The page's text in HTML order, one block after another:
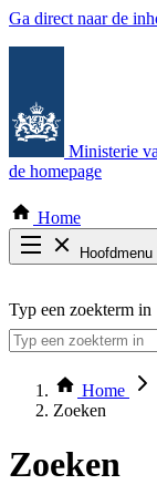
Ga direct naar de
Ministerie
de homepage
Home
Thema
Bekijk per
Typ een zoekterm in
Home
Zoeken
Zoeken